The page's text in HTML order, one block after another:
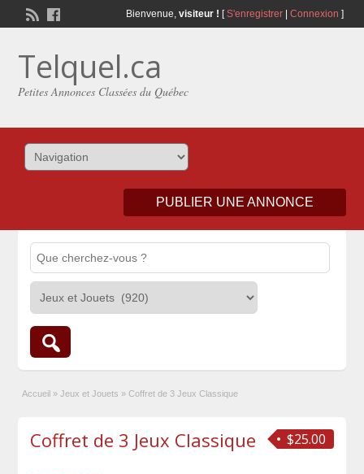
Bienvenue, visiteur ! [S'enregistrer| Connexion ]
Telquel.ca
Petites Annonces Classées du Québec
PUBLIER UNE ANNONCE
Accueil » Jeux et Jouets » Coffret de 3 Jeux Classique
$25.00
Coffret de 3 Jeux Classique